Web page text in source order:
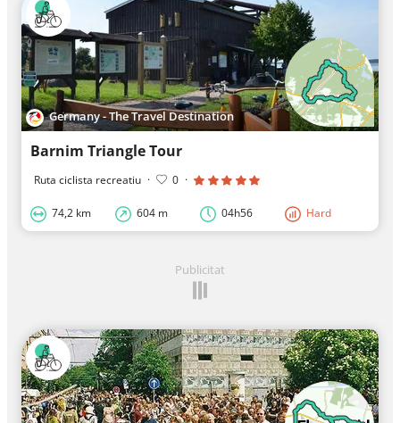
Germany - The Travel Destination
Barnim Triangle Tour
Ruta ciclista recreatiu · 0 ·
74,2 km 604 m 04h56 Hard
Publicitat